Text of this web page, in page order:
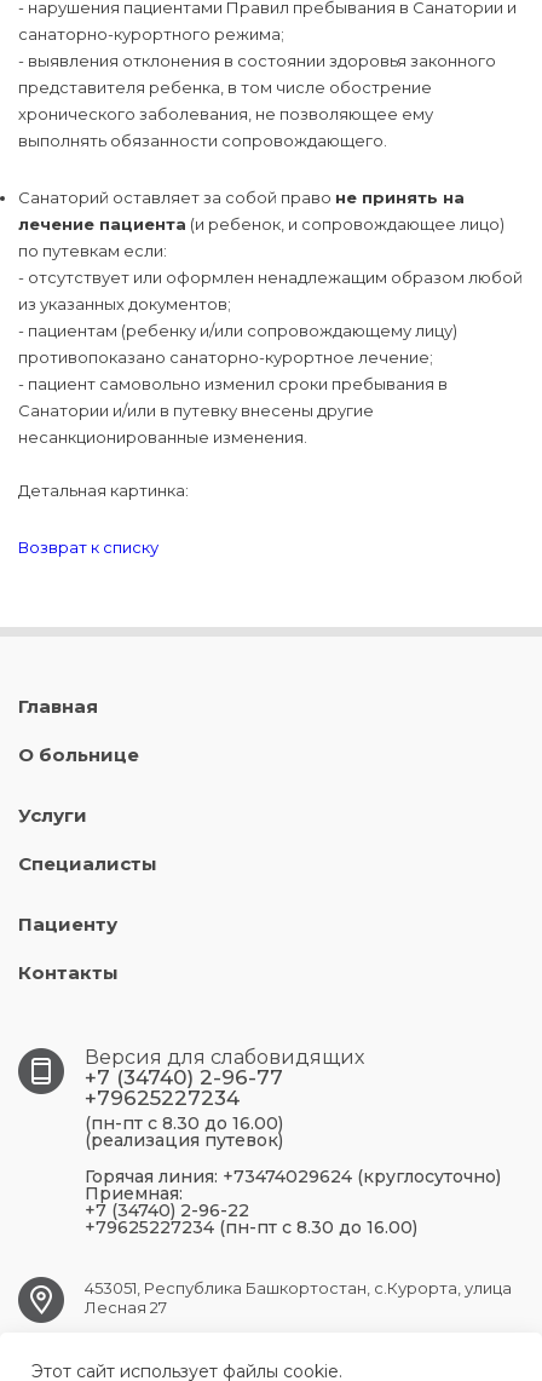
- нарушения пациентами Правил пребывания в Санатории и
санаторно-курортного режима;
- выявления отклонения в состоянии здоровья законного
представителя ребенка, в том числе обострение
хронического заболевания, не позволяющее ему
выполнять обязанности сопровождающего.
Санаторий оставляет за собой право не принять на
лечение пациента (и ребенок, и сопровождающее лицо)
по путевкам если:
- отсутствует или оформлен ненадлежащим образом любой
из указанных документов;
- пациентам (ребенку и/или сопровождающему лицу)
противопоказано санаторно-курортное лечение;
- пациент самовольно изменил сроки пребывания в
Санатории и/или в путевку внесены другие
несанкционированные изменения.
Детальная картинка:
Возврат к списку
Главная
О больнице
Услуги
Специалисты
Пациенту
Контакты
Версия для слабовидящих
+7 (34740) 2-96-77
+79625227234
(пн-пт с 8.30 до 16.00)
(реализация путевок)
Горячая линия: +73474029624 (круглосуточно)
Приемная:
+7 (34740) 2-96-22
+79625227234 (пн-пт с 8.30 до 16.00)
453051, Республика Башкортостан, с.Курорта, улица
Лесная 27
krasnousolsk.ds@doctorrb.ru
Этот сайт использует файлы cookie.